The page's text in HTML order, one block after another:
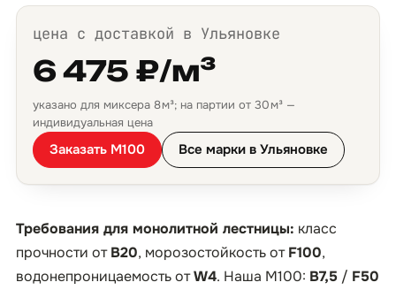
цена с доставкой в Ульяновке
6 475 ₽/м³
указано для миксера 8 м³; на партии от 30 м³ —
индивидуальная цена
Заказать М100 Все марки в Ульяновке
Требования для монолитной лестницы: класс
прочности отB20, морозостойкость отF100,
водонепроницаемость отW4. Наша М100: B7,5 / F50